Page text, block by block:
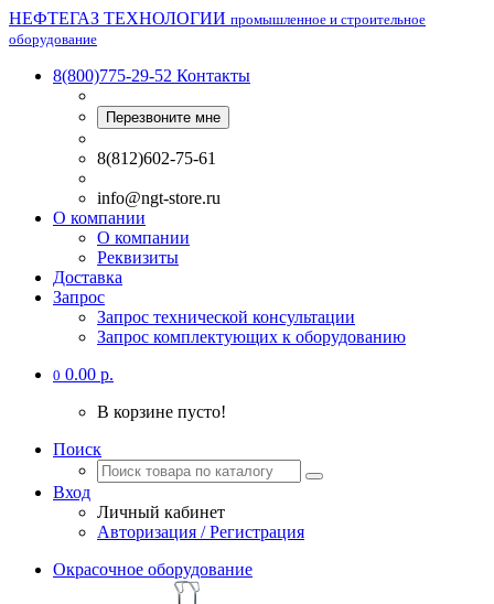
НЕФТЕГАЗ ТЕХНОЛОГИИ промышленное и строительное
оборудование
8(800)775-29-52 Контакты
Перезвоните мне
8(812)602-75-61
info@ngt-store.ru
О компании
О компании
Реквизиты
Доставка
Запрос
Запрос технической консультации
Запрос комплектующих к оборудованию
0 0.00 р.
В корзине пусто!
Поиск
Вход
Личный кабинет
Авторизация / Регистрация
Окрасочное оборудование